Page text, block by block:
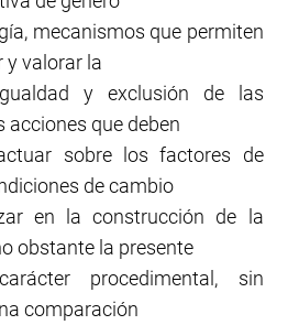
mecanismos que permiten
y valorar la
y exclusión de las
acciones que deben
sobre los factores de
de cambio
en la construcción de la
obstante la presente
procedimental, sin
comparación